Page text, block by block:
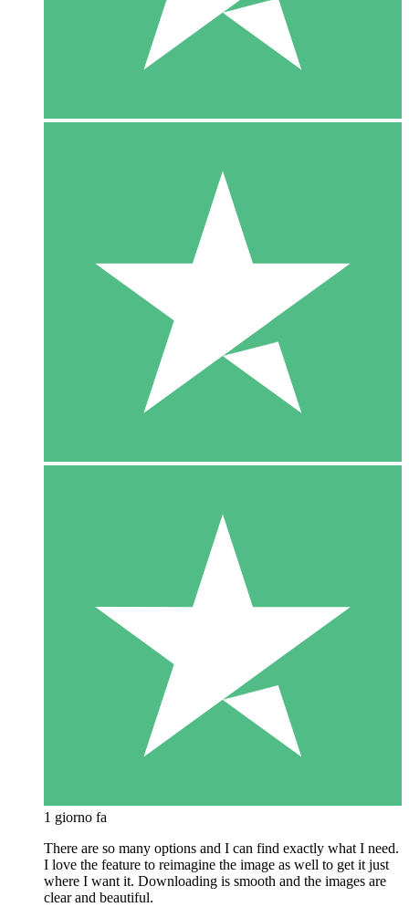
1 giorno fa
There are so many options and I can find exactly what I need.
I love the feature to reimagine the image as well to get it just
where I want it. Downloading is smooth and the images are
clear and beautiful.